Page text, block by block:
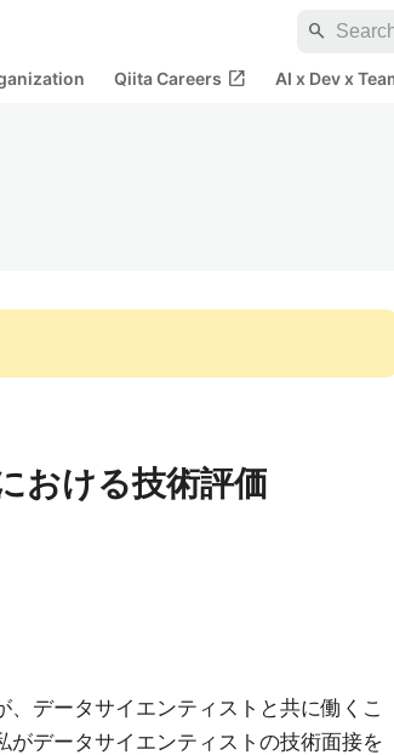
search
Qiita Careers open_in_new AI x Dev x
おける技術評価
データサイエンティストと共に働くこ
がデータサイエンティストの技術面接を